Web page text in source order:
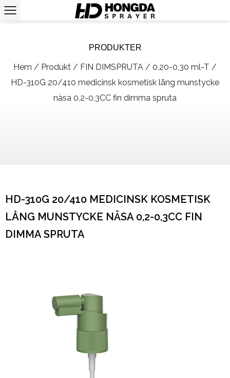
PRODUKTER
Hem / Produkt / FIN DIMSPRUTA / 0,20-0,30 ml-T /
HD-310G 20/410 medicinsk kosmetisk lång munstycke
näsa 0,2-0,3CC fin dimma spruta
HD-310G 20/410 MEDICINSK KOSMETISK
LÅNG MUNSTYCKE NÄSA 0,2-0,3CC FIN
DIMMA SPRUTA